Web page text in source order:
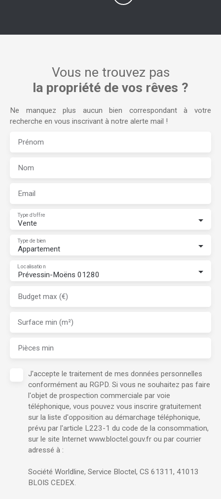
Vous ne trouvez pas
la propriété de vos rêves ?
Ne manquez plus aucun bien correspondant à votre
recherche en vous inscrivant à notre alerte mail !
Prénom
Nom
Email
Vente
Type d'offre
Appartement
Type de bien
Prévessin-Moëns 01280
Localisation
Budget max (€)
Surface min (m²)
Pièces min
J'accepte le traitement de mes données personnelles
conformément au RGPD. Si vous ne souhaitez pas faire
l'objet de prospection commerciale par voie
téléphonique, vous pouvez vous inscrire gratuitement
sur la liste d'opposition au démarchage téléphonique,
prévu par l'article L223-1 du code de la consommation,
sur le site Internet www.bloctel.gouv.fr ou par courrier
adressé à :
Société Worldline, Service Bloctel, CS 61311, 41013
BLOIS CEDEX.